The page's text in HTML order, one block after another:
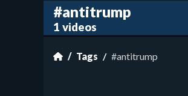
#antitrump
1 videos
Tags #antitrump